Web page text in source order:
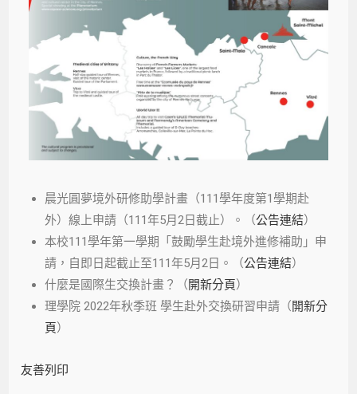
晨光圓夢境外研修助學計畫（111學年度第1學期赴
外）線上申請（111年5月2日截止）。（公告連結）
本校111學年第一學期「鼓勵學生赴境外進修補助」申
請，自即日起截止至111年5月2日。（公告連結）
什麼是國際生交換計畫？（開新分頁）
理學院 2022年秋季班 學生赴外交換研習申請（開新分
頁）
友善列印